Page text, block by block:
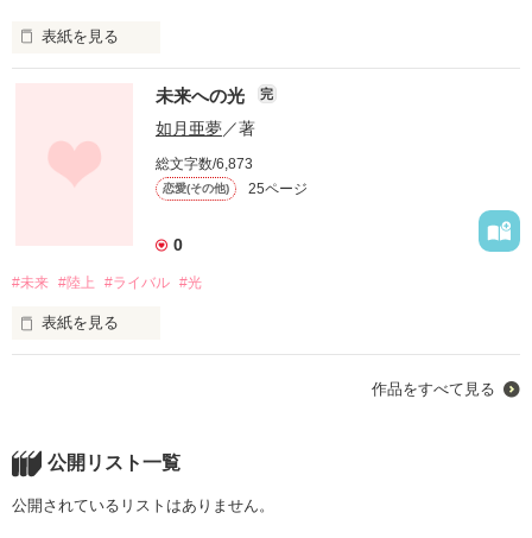
【Mochiduki＊Seiya】
2人の甘々な恋が始まります！
感想ぜひくださいo(^▽^)o＊
♡・♡・♡・♡・♡・♡・♡
この戦いのルールである。
その戦いに参加する、
6人の男女たちーーー。
魔物を1番多く倒したチームが、
表紙を見る
私は今でも、彼に
恋してる……。
どうしたらいいの……？
＊・＊・＊・＊・＊・＊・＊
レビューThanks
未来への光 完
如月亜夢／著
総文字数/6,873
恋愛(その他) 25ページ
0
#未来 #陸上 #ライバル #光
表紙を見る
だから、もう泣かないで……
作品をすべて見る
公開リスト一覧
公開されているリストはありません。